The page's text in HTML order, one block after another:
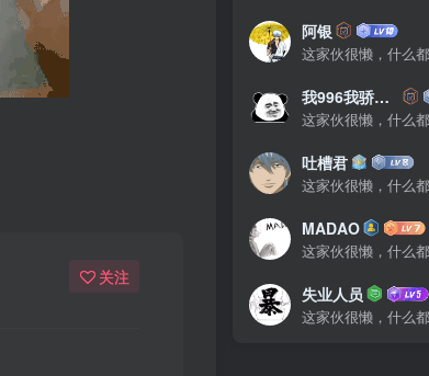
关注
阿银
我996我骄傲了么
吐槽君
MADAO
失业人员